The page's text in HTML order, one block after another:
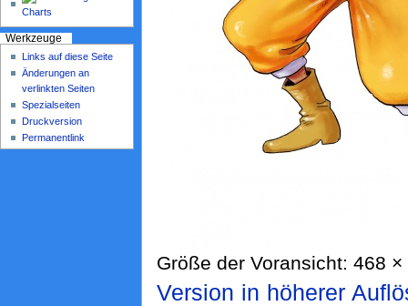
Größe der Voransicht: 468
Version in höherer
Werkzeuge
Links auf diese Seite
Änderungen an
verlinkten Seiten
Spezialseiten
Druckversion
Permanentlink